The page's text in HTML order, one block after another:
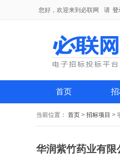
您好，欢迎来到必联网 请 登
首页
当前位置： 首页 > 招标项目 >
华润紫竹药业有